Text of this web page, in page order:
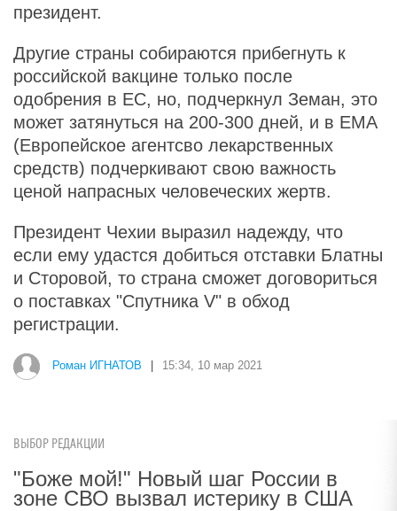
президент.
Другие страны собираются прибегнуть к
российской вакцине только после
одобрения в ЕС, но, подчеркнул Земан, это
может затянуться на 200-300 дней, и в ЕМА
(Европейское агентсво лекарственных
средств) подчеркивают свою важность
ценой напрасных человеческих жертв.
Президент Чехии выразил надежду, что
если ему удастся добиться отставки Блатны
и Сторовой, то страна сможет договориться
о поставках "Спутника V" в обход
регистрации.
Роман ИГНАТОВ 15:34, 10 мар 2021
ВЫБОР РЕДАКЦИИ
"Боже мой!" Новый шаг России в
зоне СВО вызвал истерику в США